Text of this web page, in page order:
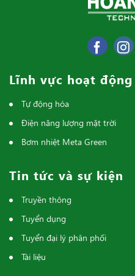
Lĩnh vực hoạt động
Tự động hóa
Điện năng lượng mặt trời
Bơm nhiệt Meta Green
Tin tức và sự kiện
Truyền thông
Tuyển dụng
Tuyển đại lý phân phối
Tài liệu